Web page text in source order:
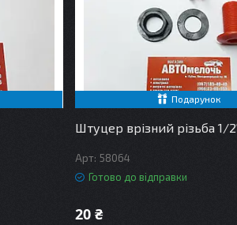
Подарунок
Штуцер врізний різьба 1/
58064
Готово до відправки
20 ₴